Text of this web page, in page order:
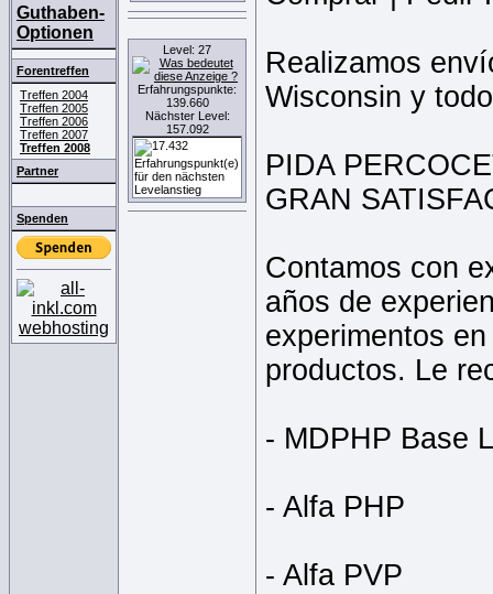
Guthaben-
Optionen
Forentreffen
Treffen 2004
Treffen 2005
Treffen 2006
Treffen 2007
Treffen 2008
Partner
Spenden
Level: 27
Erfahrungspunkte:
139.660
Nächster Level:
157.092
Realizamos
Wisconsin y
PIDA
GRAN
Contamos con
años de
experimentos
productos. Le
- MDPHP Base
- Alfa PHP
- Alfa PVP